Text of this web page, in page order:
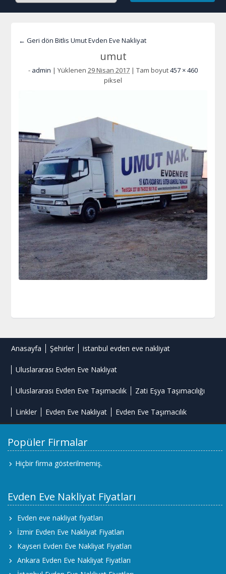
← Geri dön Bitlis Umut Evden Eve Nakliyat
umut
- admin | Yüklenen 29 Nisan 2017 | Tam boyut457 × 460
piksel
Anasayfa Şehirler istanbul evden eve nakliyat
Uluslararası Evden Eve Nakliyat
Uluslararası Evden Eve Taşımacılık Zati Eşya Taşımacılığı
Linkler Evden Eve Nakliyat Evden Eve Taşımacılık
Popüler Firmalar
Hiçbir firma gösterilmemiş.
Evden Eve Nakliyat Fiyatları
Evden eve nakliyat fiyatları
İzmir Evden Eve Nakliyat Fiyatları
Kayseri Evden Eve Nakliyat Fiyatları
Ankara Evden Eve Nakliyat Fiyatları